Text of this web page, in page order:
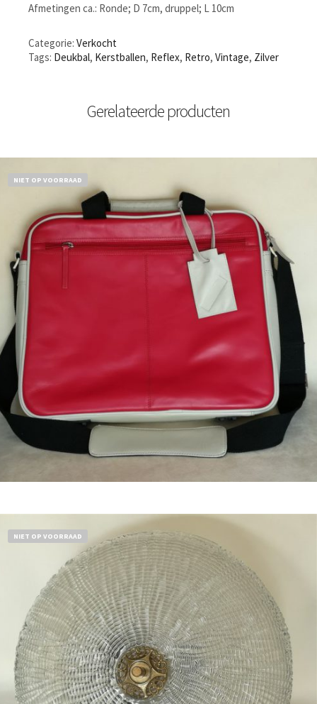
Afmetingen ca.: Ronde; D 7cm, druppel; L 10cm
Categorie: Verkocht
Tags: Deukbal, Kerstballen, Reflex, Retro, Vintage, Zilver
Gerelateerde producten
NIET OP VOORRAAD
NIET OP VOORRAAD